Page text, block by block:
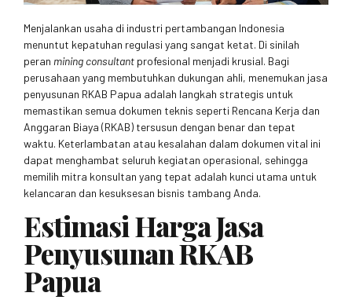
Menjalankan usaha di industri pertambangan Indonesia
menuntut kepatuhan regulasi yang sangat ketat. Di sinilah
peran mining consultant profesional menjadi krusial. Bagi
perusahaan yang membutuhkan dukungan ahli, menemukan jasa
penyusunan RKAB Papua adalah langkah strategis untuk
memastikan semua dokumen teknis seperti Rencana Kerja dan
Anggaran Biaya (RKAB) tersusun dengan benar dan tepat
waktu. Keterlambatan atau kesalahan dalam dokumen vital ini
dapat menghambat seluruh kegiatan operasional, sehingga
memilih mitra konsultan yang tepat adalah kunci utama untuk
kelancaran dan kesuksesan bisnis tambang Anda.
Estimasi Harga Jasa
Penyusunan RKAB
Papua